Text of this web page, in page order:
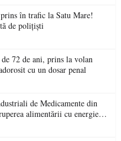
în trafic la Satu Mare!
de polițiști
72 de ani, prins la volan
cu un dosar penal
de Medicamente din
alimentării cu energie
va pune în pericol